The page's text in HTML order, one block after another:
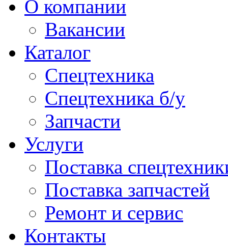
О компании
Вакансии
Каталог
Спецтехника
Спецтехника б/у
Запчасти
Услуги
Поставка
Поставка запчастей
Ремонт и сервис
Контакты